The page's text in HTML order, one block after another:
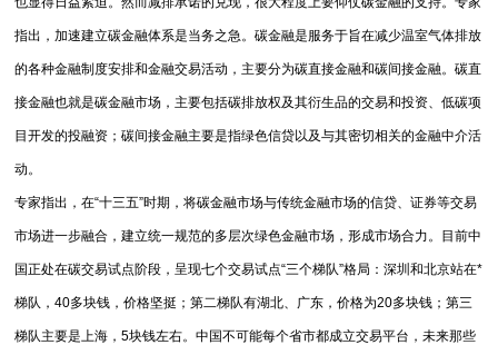
指出，加速建立碳金融体系是当务之急。碳金融是服务于旨在减少温室气体排放
的各种金融制度安排和金融交易活动，主要分为碳直接金融和碳间接金融。碳直
接金融也就是碳金融市场，主要包括碳排放权及其衍生品的交易和投资、低碳项
目开发的投融资；碳间接金融主要是指绿色信贷以及与其密切相关的金融中介活
动。
专家指出，在“十三五”时期，将碳金融市场与传统金融市场的信贷、证券等交易
市场进一步融合，建立统一规范的多层次绿色金融市场，形成市场合力。目前中
国正处在碳交易试点阶段，呈现七个交易试点“三个梯队”格局：深圳和北京站在*
梯队，40多块钱，价格坚挺；第二梯队有湖北、广东，价格为20多块钱；第三
梯队主要是上海，5块钱左右。中国不可能每个省市都成立交易平台，未来那些